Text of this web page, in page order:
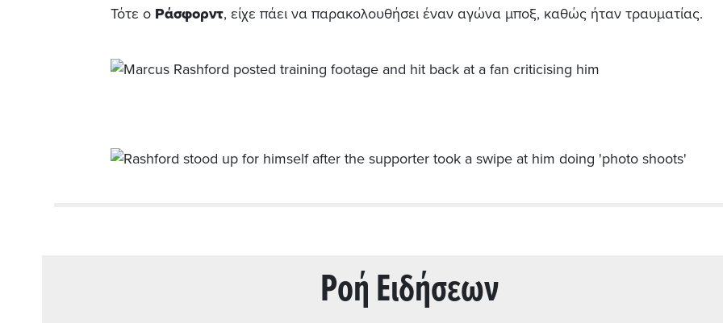
Τότε ο Ράσφορντ, είχε πάει να παρακολουθήσει έναν αγώνα μποξ, καθώς ήταν τραυματίας.
Ρoή Ειδήσεων